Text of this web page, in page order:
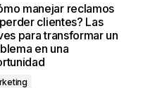
manejar reclamos
clientes? Las
para transformar un
en una